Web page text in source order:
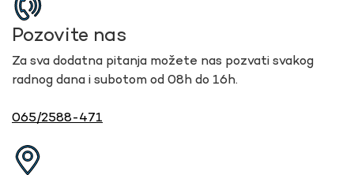
Pozovite nas
Za sva dodatna pitanja možete nas pozvati svakog
radnog dana i subotom od 08h do 16h.
065/2588-471